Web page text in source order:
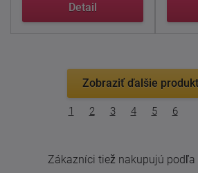
Detail
Zobraziť ďalšie
6
5
4
3
2
1
Zákazníci tiež nakupujú podľa